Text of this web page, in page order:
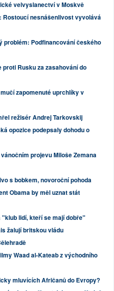
velvyslanectví v Moskvě
nesnášenlivost vyvolává
problém: Podfinancování českého
proti Rusku za zasahování do
zapomenuté uprchlíky v
režisér Andrej Tarkovskij
opozice podepsaly dohodu o
projevu Miloše Zemana
s bobkem, novoroční pohoda
Obama by měl uznat stát
"klub lidí, kteří se mají dobře"
žalují britskou vládu
Waad al-Kateab z východního
mluvících Afričanů do Evropy?